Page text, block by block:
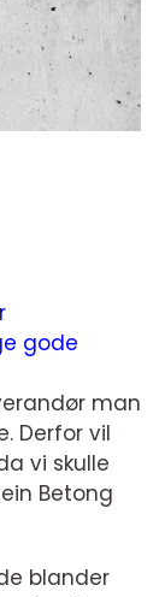
gode
man
Derfor vil
vi skulle
Betong
blander